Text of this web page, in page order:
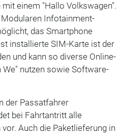
einem "Hallo Volkswagen".
Infotainment-
das Smartphone
installierte SIM-Karte ist der
und kann so diverse Online-
nutzen sowie Software-
der Passatfahrer
bei Fahrtantritt alle
Auch die Paketlieferung in